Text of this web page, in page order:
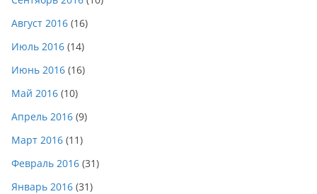
Август 2016 (16)
Июль 2016 (14)
Июнь 2016 (16)
Май 2016 (10)
Апрель 2016 (9)
Март 2016 (11)
Февраль 2016 (31)
Январь 2016 (31)